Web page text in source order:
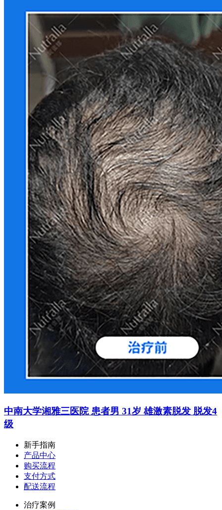
中南大学湘雅三医院 患者男 31岁 雄激素脱发 脱发4
级
新手指南
产品中心
购买流程
支付方式
配送流程
治疗案例